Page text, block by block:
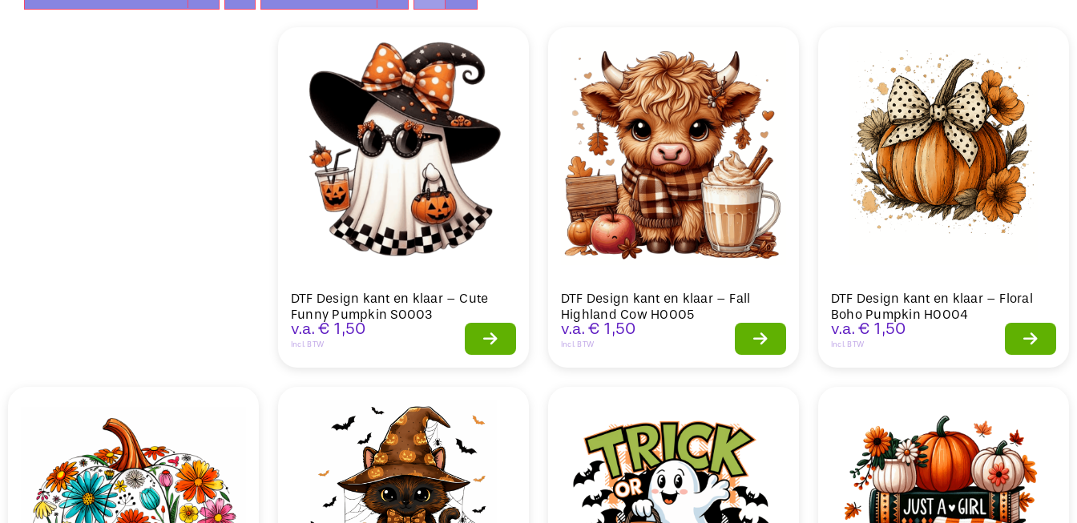
DTF Design kant en klaar – Cute
Funny Pumpkin S0003
v.a. € 1,50
Incl. BTW
DTF Design kant en klaar – Fall
Highland Cow H0005
v.a. € 1,50
Incl. BTW
DTF Design kant en klaar – Floral
Boho Pumpkin H0004
v.a. € 1,50
Incl. BTW